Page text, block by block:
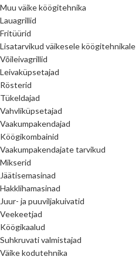
Muu väike köögitehnika
Lauagrillid
Fritüürid
Lisatarvikud väikesele köögitehnikale
Võileivagrillid
Leivaküpsetajad
Rösterid
Tükeldajad
Vahvliküpsetajad
Vaakumpakendajad
Köögikombainid
Vaakumpakendajate tarvikud
Mikserid
Jäätisemasinad
Hakklihamasinad
Juur- ja puuviljakuivatid
Veekeetjad
Köögikaalud
Suhkruvati valmistajad
Väike kodutehnika